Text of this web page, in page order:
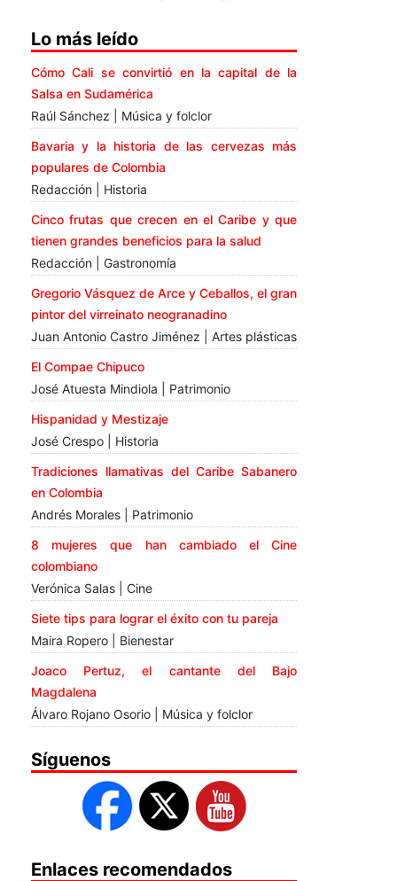
Lo más leído
Cómo Cali se convirtió en la capital de la
Salsa en Sudamérica
Raúl Sánchez | Música y folclor
Bavaria y la historia de las cervezas más
populares de Colombia
Redacción | Historia
Cinco frutas que crecen en el Caribe y que
tienen grandes beneficios para la salud
Redacción | Gastronomía
Gregorio Vásquez de Arce y Ceballos, el gran
pintor del virreinato neogranadino
Juan Antonio Castro Jiménez | Artes plásticas
El Compae Chipuco
José Atuesta Mindiola | Patrimonio
Hispanidad y Mestizaje
José Crespo | Historia
Tradiciones llamativas del Caribe Sabanero
en Colombia
Andrés Morales | Patrimonio
8 mujeres que han cambiado el Cine
colombiano
Verónica Salas | Cine
Siete tips para lograr el éxito con tu pareja
Maira Ropero | Bienestar
Joaco Pertuz, el cantante del Bajo
Magdalena
Álvaro Rojano Osorio | Música y folclor
Síguenos
Enlaces recomendados